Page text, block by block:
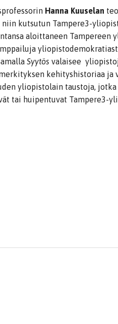
Hanna Kuuselan
kutsutun Tampere3-
aloittaneen Tampereen
Syytös valaisee
kehityshistoriaa ja
yliopistolain taustoja, jotka
tai huipentuvat Tampere3-